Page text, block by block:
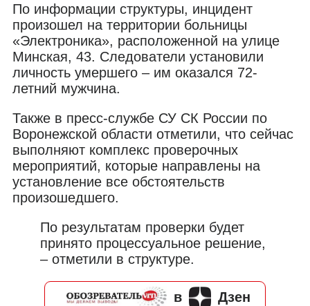
По информации структуры, инцидент
произошел на территории больницы
«Электроника», расположенной на улице
Минская, 43. Следователи установили
личность умершего – им оказался 72-
летний мужчина.
Также в пресс-службе СУ СК России по
Воронежской области отметили, что сейчас
выполняют комплекс проверочных
мероприятий, которые направлены на
установление все обстоятельств
произошедшего.
По результатам проверки будет
принято процессуальное решение,
– отметили в структуре.
в Дзен